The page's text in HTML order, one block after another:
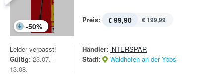
-50%
Preis: € 99,90 € 199,99
Leider verpasst!
Gültig: 23.07. -
13.08.
Händler: INTERSPAR
Stadt:
Waidhofen an der Ybbs